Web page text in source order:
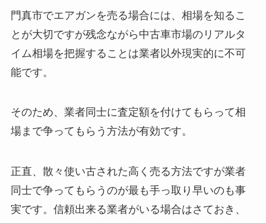
門真市でエアガンを売る場合には、相場を知るこ
とが大切ですが残念ながら中古車市場のリアルタ
イム相場を把握することは業者以外現実的に不可
能です。
そのため、業者同士に査定額を付けてもらって相
場まで争ってもらう方法が有効です。
正直、散々使い古された高く売る方法ですが業者
同士で争ってもらうのが最も手っ取り早いのも事
実です。信頼出来る業者がいる場合はさておき、